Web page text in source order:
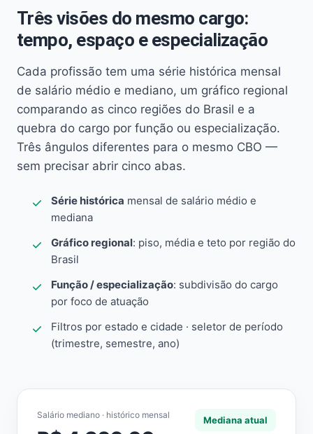
Três visões do mesmo cargo:
tempo, espaço e especialização
Cada profissão tem uma série histórica mensal
de salário médio e mediano, um gráfico regional
comparando as cinco regiões do Brasil e a
quebra do cargo por função ou especialização.
Três ângulos diferentes para o mesmo CBO —
sem precisar abrir cinco abas.
Série histórica mensal de salário médio e
mediana
Gráfico regional: piso, média e teto por região do
Brasil
Função / especialização: subdivisão do cargo
por foco de atuação
Filtros por estado e cidade · seletor de período
(trimestre, semestre, ano)
Salário mediano · histórico mensal Mediana atual